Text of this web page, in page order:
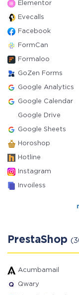
Elementor
Evecalls
Facebook
FormCan
Formaloo
GoZen Forms
Google Analytics
Google Calendar
Google Drive
Google Sheets
Horoshop
Hotline
Instagram
Invoiless
PrestaShop
Acumbamail
Qwary